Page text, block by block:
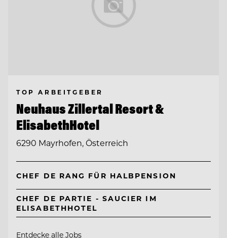
TOP ARBEITGEBER
Neuhaus Zillertal Resort &
ElisabethHotel
6290 Mayrhofen, Österreich
CHEF DE RANG FÜR HALBPENSION
CHEF DE PARTIE - SAUCIER IM
ELISABETHHOTEL
Entdecke alle Jobs